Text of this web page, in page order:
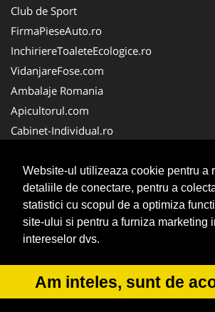
Website-ul utilizeaza cookie pentru a
detaliile de conectare, pentru a
statistici cu scopul de a optimiza
site-ului si pentru a furniza marketing
intereselor dvs.
Am inteles, sunt de
Club de Sport
FirmaPieseAuto.ro
InchiriereToaleteEcologice.ro
VidanjareFose.com
Ambalaje Romania
Apicultorul.com
Cabinet-Individual.ro
ConstructiiHaleMetalice.ro
FirmaDeratizare.ro
InstructorScoalaAuto.ro
SalonFrizerieCanina.com
© 2014-2026 Powered byVilonMedia&
ANPC SOL